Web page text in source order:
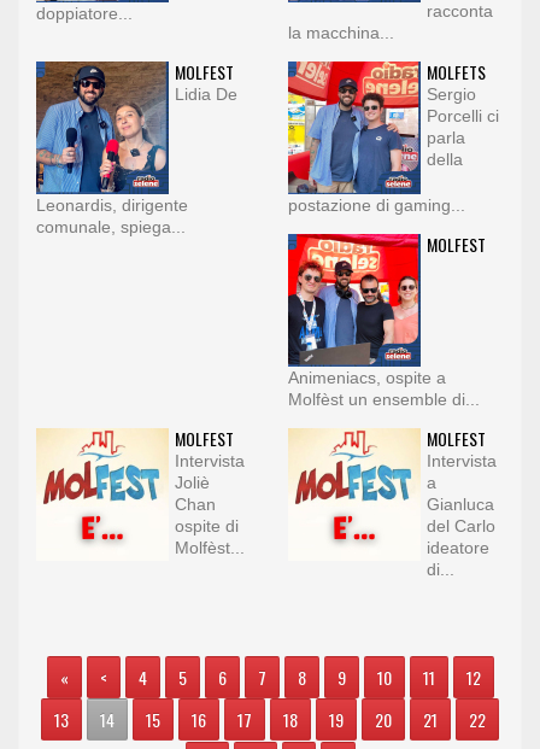
doppiatore...
racconta
la macchina...
MOLFEST
Lidia De
Leonardis, dirigente
comunale, spiega...
MOLFETS
Sergio
Porcelli ci
parla
della
postazione di gaming...
MOLFEST
Animeniacs, ospite a
Molfèst un ensemble di...
MOLFEST
Intervista
Joliè
Chan
ospite di
Molfèst...
MOLFEST
Intervista
a
Gianluca
del Carlo
ideatore
di...
« < 4 5 6 7 8 9 10 11
12
13
14 15 16 17 18 19 20 21
22